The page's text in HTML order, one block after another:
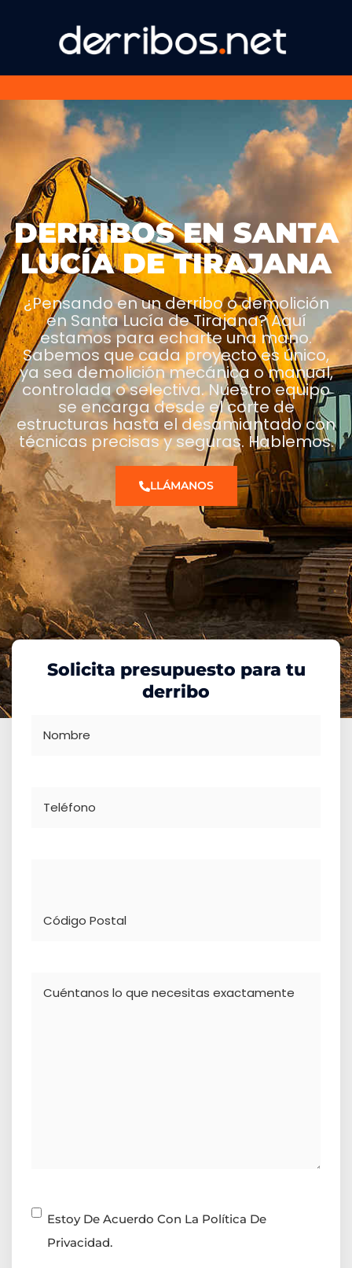
DERRIBOS EN SANTA
LUCÍA DE TIRAJANA
¿Pensando en un derribo o demolición
en Santa Lucía de Tirajana? Aquí
estamos para echarte una mano.
Sabemos que cada proyecto es único,
ya sea demolición mecánica o manual,
controlada o selectiva. Nuestro equipo
se encarga desde el corte de
estructuras hasta el desamiantado con
técnicas precisas y seguras. Hablemos.
LLÁMANOS
Solicita presupuesto para tu
derribo
Consentimiento
Estoy De Acuerdo Con La Política De
Privacidad.